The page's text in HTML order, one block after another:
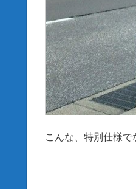
こんな、特別仕様で